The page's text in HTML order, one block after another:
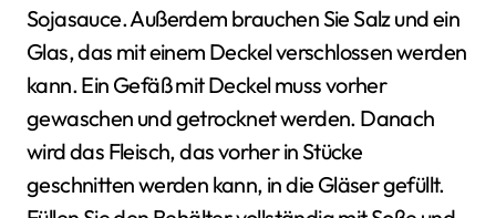
Sojasauce. Außerdem brauchen Sie Salz und ein
Glas, das mit einem Deckel verschlossen werden
kann. Ein Gefäß mit Deckel muss vorher
gewaschen und getrocknet werden. Danach
wird das Fleisch, das vorher in Stücke
geschnitten werden kann, in die Gläser gefüllt.